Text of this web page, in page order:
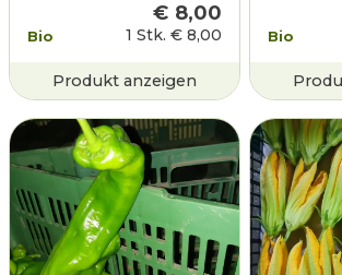
Bio
€ 8,00
1 Stk. € 8,00
Produkt anzeigen
Bio